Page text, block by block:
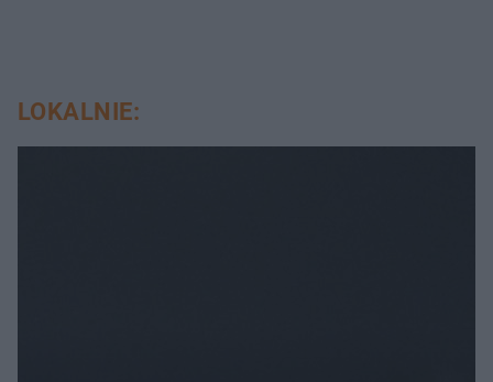
LOKALNIE: